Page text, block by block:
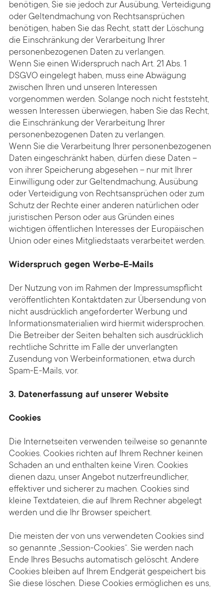
benötigen, Sie sie jedoch zur Ausübung, Verteidigung
oder Geltendmachung von Rechtsansprüchen
benötigen, haben Sie das Recht, statt der Löschung
die Einschränkung der Verarbeitung Ihrer
personenbezogenen Daten zu verlangen.
Wenn Sie einen Widerspruch nach Art. 21 Abs. 1
DSGVO eingelegt haben, muss eine Abwägung
zwischen Ihren und unseren Interessen
vorgenommen werden. Solange noch nicht feststeht,
wessen Interessen überwiegen, haben Sie das Recht,
die Einschränkung der Verarbeitung Ihrer
personenbezogenen Daten zu verlangen.
Wenn Sie die Verarbeitung Ihrer personenbezogenen
Daten eingeschränkt haben, dürfen diese Daten –
von ihrer Speicherung abgesehen – nur mit Ihrer
Einwilligung oder zur Geltendmachung, Ausübung
oder Verteidigung von Rechtsansprüchen oder zum
Schutz der Rechte einer anderen natürlichen oder
juristischen Person oder aus Gründen eines
wichtigen öffentlichen Interesses der Europäischen
Union oder eines Mitgliedstaats verarbeitet werden.
Widerspruch gegen Werbe-E-Mails
Der Nutzung von im Rahmen der Impressumspflicht
veröffentlichten Kontaktdaten zur Übersendung von
nicht ausdrücklich angeforderter Werbung und
Informationsmaterialien wird hiermit widersprochen.
Die Betreiber der Seiten behalten sich ausdrücklich
rechtliche Schritte im Falle der unverlangten
Zusendung von Werbeinformationen, etwa durch
Spam-E-Mails, vor.
3. Datenerfassung auf unserer Website
Cookies
Die Internet­seiten verwenden teil­weise so genannte
Cookies. Cookies richten auf Ihrem Rechner keinen
Schaden an und enthalten keine Viren. Cookies
dienen dazu, unser Angebot nutzer­freundlicher,
effektiver und sicherer zu machen. Cookies sind
kleine Text­dateien, die auf Ihrem Rechner abgelegt
werden und die Ihr Browser speichert.
Die meisten der von uns ver­wendeten Cookies sind
so genannte „Session-Cookies“. Sie werden nach
Ende Ihres Besuchs automatisch gelöscht. Andere
Cookies bleiben auf Ihrem End­gerät gespeichert bis
Sie diese löschen. Diese Cookies ermöglichen es uns,